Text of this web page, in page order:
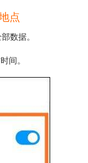
点
数据。
间。